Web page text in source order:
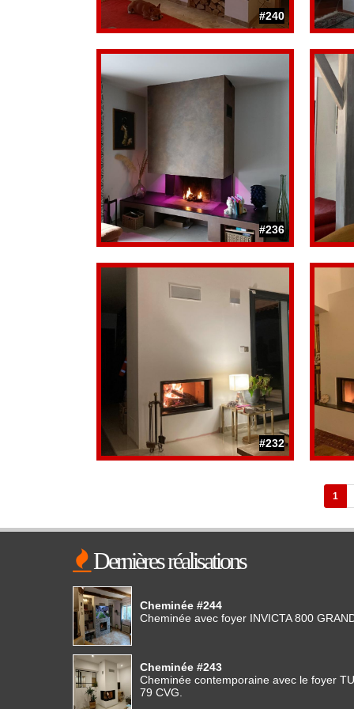
#240
#236
#232
1
Dernières réalisations
Cheminée #244
Cheminée avec foyer INVICTA 800
Cheminée #243
Cheminée contemporaine avec le foyer
79 CVG.